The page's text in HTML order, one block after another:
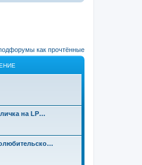
как прочтённые
на LP…